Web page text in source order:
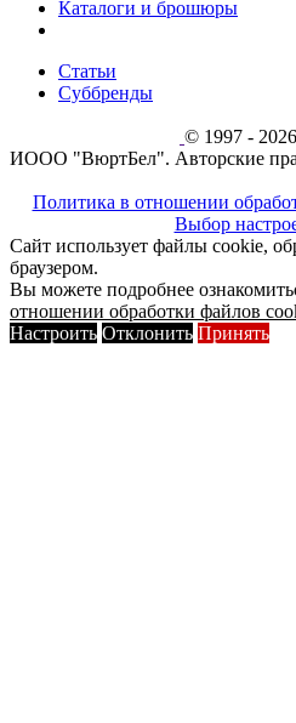
Каталоги и брошюры
Статьи
Суббренды
© 1997 - 2026
ИООО "ВюртБел". Авторские
Политика в отношении
Выбор
Сайт использует файлы cookie,
браузером.
Вы можете подробнее
отношении обработки файлов
Настроить Отклонить Принять